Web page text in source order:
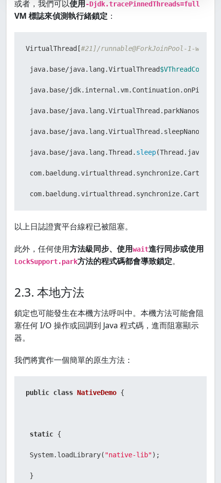
或者，我們可以使用-Djdk.tracePinnedThreads=full
VM 標誌來偵測執行緒鎖定 ：
VirtualThread[#21]/runnable@ForkJoinPool-1-worker-
java.base/java.lang.VirtualThread
java.base/
java.base/
java.base/
java.base/java.lang.Thread. sleep
以上日誌證實平台線程已被阻塞。
此外，任何使用方法級同步、使用wait進行同步或使用
LockSupport.park方法的程式碼都會導致鎖定。
2.3. 本地方法
鎖定也可能發生在本機方法呼叫中。本機方法可能會阻
塞任何 I/O 操作或回調到 Java 程式碼，進而阻塞顯示
器。
我們將實作一個簡單的原生方法：
public class NativeDemo {
static {
System.loadLibrary( "native-lib");
}